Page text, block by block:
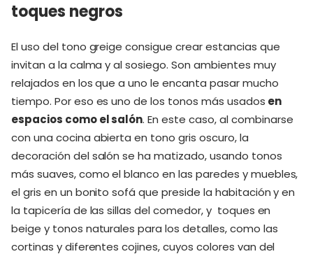
toques negros
El uso del tono greige consigue crear estancias que
invitan a la calma y al sosiego. Son ambientes muy
relajados en los que a uno le encanta pasar mucho
tiempo. Por eso es uno de los tonos más usados en
espacios como el salón. En este caso, al combinarse
con una cocina abierta en tono gris oscuro, la
decoración del salón se ha matizado, usando tonos
más suaves, como el blanco en las paredes y muebles,
el gris en un bonito sofá que preside la habitación y en
la tapicería de las sillas del comedor, y toques en
beige y tonos naturales para los detalles, como las
cortinas y diferentes cojines, cuyos colores van del